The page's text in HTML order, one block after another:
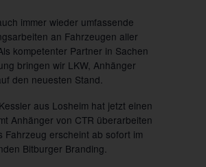
immer wieder umfassende
an Fahrzeugen aller
kompetenter Partner in Sachen
bringen wir LKW, Anhänger
den neuesten Stand.
aus Losheim hat jetzt einen
Anhänger von CTR überarbeiten
Fahrzeug erscheint ab sofort im
Bitburger Branding.